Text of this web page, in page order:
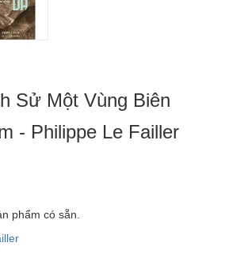
Sử Một Vùng Biên
- Philippe Le Failler
phẩm có sẵn.